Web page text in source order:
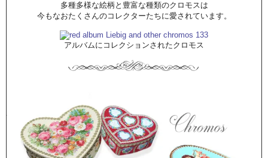
多種多様な絵柄と豊富な種類のクロモスは
今もなおたくさんのコレクターたちに愛されています。
アルバムにコレクションされたクロモス